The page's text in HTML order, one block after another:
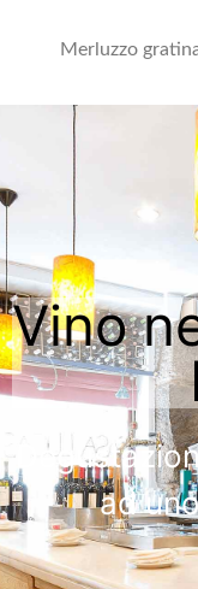
Merluzzo
Vino
ad